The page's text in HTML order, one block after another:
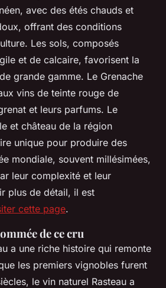
avec des étés chauds et
offrant des conditions
Les sols, composés
et de calcaire, favorisent la
grande gamme. Le Grenache
vins de teinte rouge de
et leurs parfums. Le
et château de la région
unique pour produire des
mondiale, souvent millésimées,
leur complexité et leur
plus de détail, il est
cette page.
de ce cru
a une riche histoire qui remonte
les premiers vignobles furent
le vin naturel Rasteau a